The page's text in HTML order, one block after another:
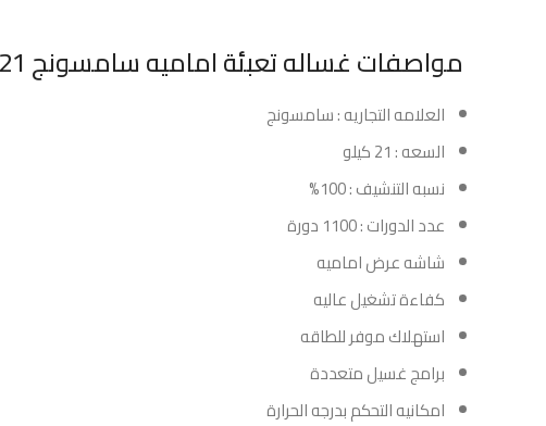
مواصفات غساله تعبئة اماميه سامسونج 21 كيلو 100% رمادي فاتح:
العلامه التجاريه : سامسونج
السعه : 21 كيلو
نسبه التنشيف : 100%
عدد الدورات : 1100 دورة
شاشه عرض اماميه
كفاءة تشغيل عاليه
استهلاك موفر للطاقه
برامج غسيل متعددة
امكانيه التحكم بدرجه الحرارة